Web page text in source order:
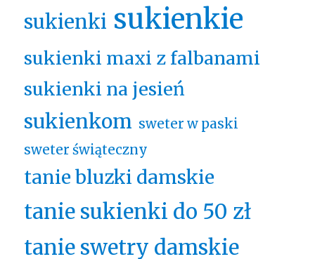
sukienki sukienkie
sukienki maxi z falbanami
sukienki na jesień
sukienkom sweter w paski
sweter świąteczny
tanie bluzki damskie
tanie sukienki do 50 zł
tanie swetry damskie